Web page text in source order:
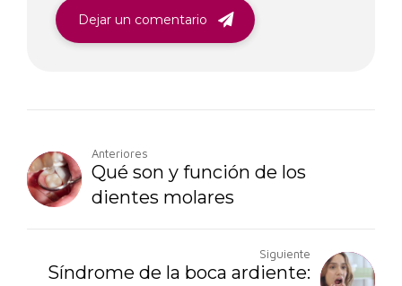
Dejar un comentario
Anteriores
Qué son y función de los
dientes molares
Siguiente
Síndrome de la boca ardiente: